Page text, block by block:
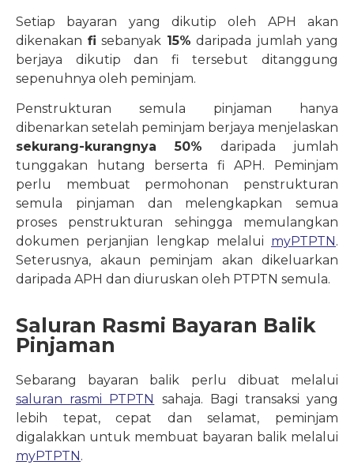
Setiap bayaran yang dikutip oleh APH akan
dikenakan fisebanyak 15% daripada jumlah yang
berjaya dikutip dan fi tersebut ditanggung
sepenuhnya oleh peminjam.
Penstrukturan semula pinjaman hanya
dibenarkan setelah peminjam berjaya menjelaskan
sekurang-kurangnya 50% daripada jumlah
tunggakan hutang berserta fi APH. Peminjam
perlu membuat permohonan penstrukturan
semula pinjaman dan melengkapkan semua
proses penstrukturan sehingga memulangkan
dokumen perjanjian lengkap melalui myPTPTN.
Seterusnya, akaun peminjam akan dikeluarkan
daripada APH dan diuruskan oleh PTPTN semula.
Saluran Rasmi Bayaran Balik
Pinjaman
Sebarang bayaran balik perlu dibuat melalui
saluran rasmi PTPTN
sahaja. Bagi transaksi yang
lebih tepat, cepat dan selamat, peminjam
digalakkan untuk membuat bayaran balik melalui
myPTPTN .